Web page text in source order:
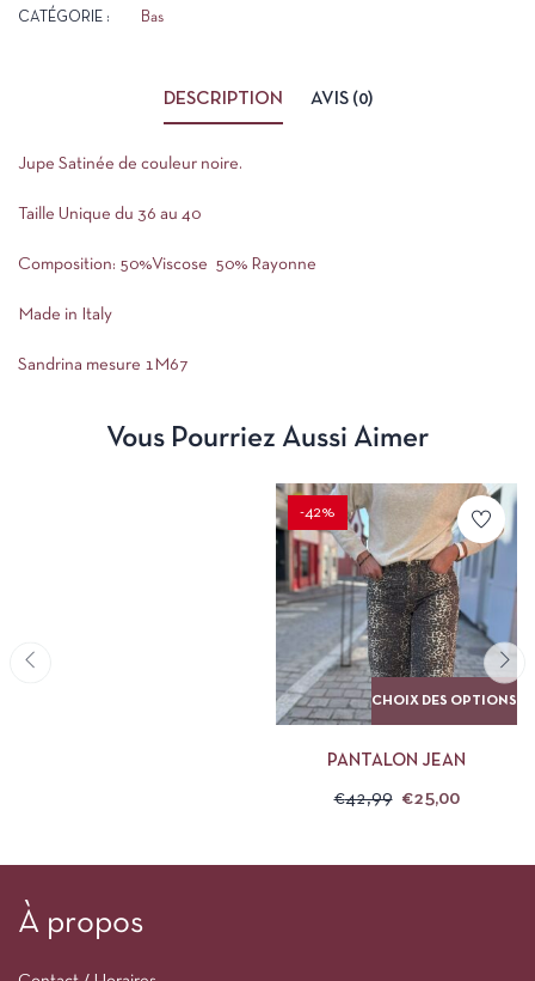
CATÉGORIE : Bas
DESCRIPTION AVIS (0)
Jupe Satinée de couleur noire.
Taille Unique du 36 au 40
Composition: 50%Viscose 50% Rayonne
Made in Italy
Sandrina mesure 1M67
Vous Pourriez Aussi Aimer
-42%
CHOIX DES OPTIONS
PANTALON JEAN
€42,99 €25,00
À propos